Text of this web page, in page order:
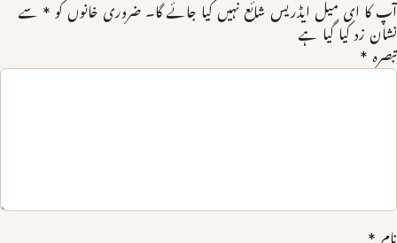
آپ کا ای میل ایڈریس شائع نہیں کیا جائے گا۔ ضروری خانوں کو * سے
نشان زد کیا گیا ہے
تبصرہ *
نام *